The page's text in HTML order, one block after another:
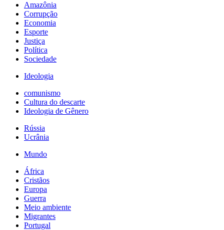
Amazônia
Corrupção
Economia
Esporte
Justiça
Política
Sociedade
Ideologia
comunismo
Cultura do descarte
Ideologia de Gênero
Rússia
Ucrânia
Mundo
África
Cristãos
Europa
Guerra
Meio ambiente
Migrantes
Portugal